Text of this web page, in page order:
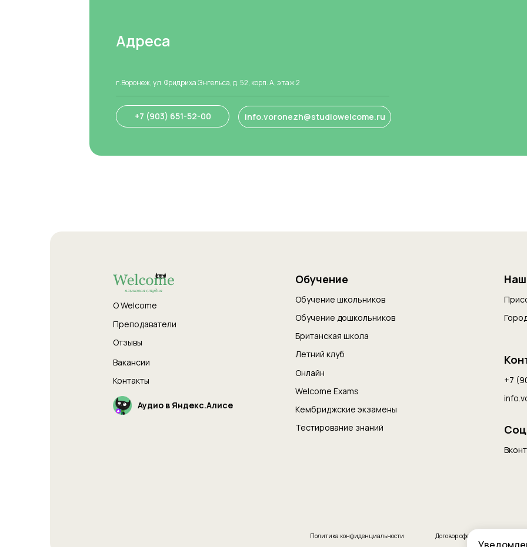
+7 (903) 651-52-00 info.voronezh@studiowelcome.ru
Адреса
г.Воронеж, ул. Фридриха Энгельса, д. 52, корп. А, этаж 2
О Welcome
Преподаватели
Отзывы
Вакансии
Контакты
Политика конфиденциальности Договор оферта
Обучение
Обучение школьников
Обучение дошкольников
Британская школа
Летний клуб
Онлайн
Welcome Exams
Кембриджские экзамены
Тестирование знаний
+7
Аудио в Яндекс.Алисе